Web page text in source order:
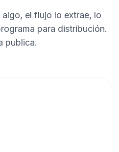
el flujo lo extrae, lo
para distribución.
publica.